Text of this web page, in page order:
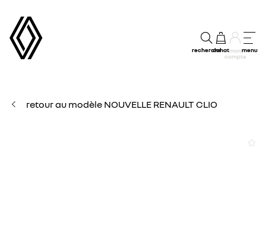
rechercheachatmon
compte
menu
retour au modèle NOUVELLE RENAULT CLIO